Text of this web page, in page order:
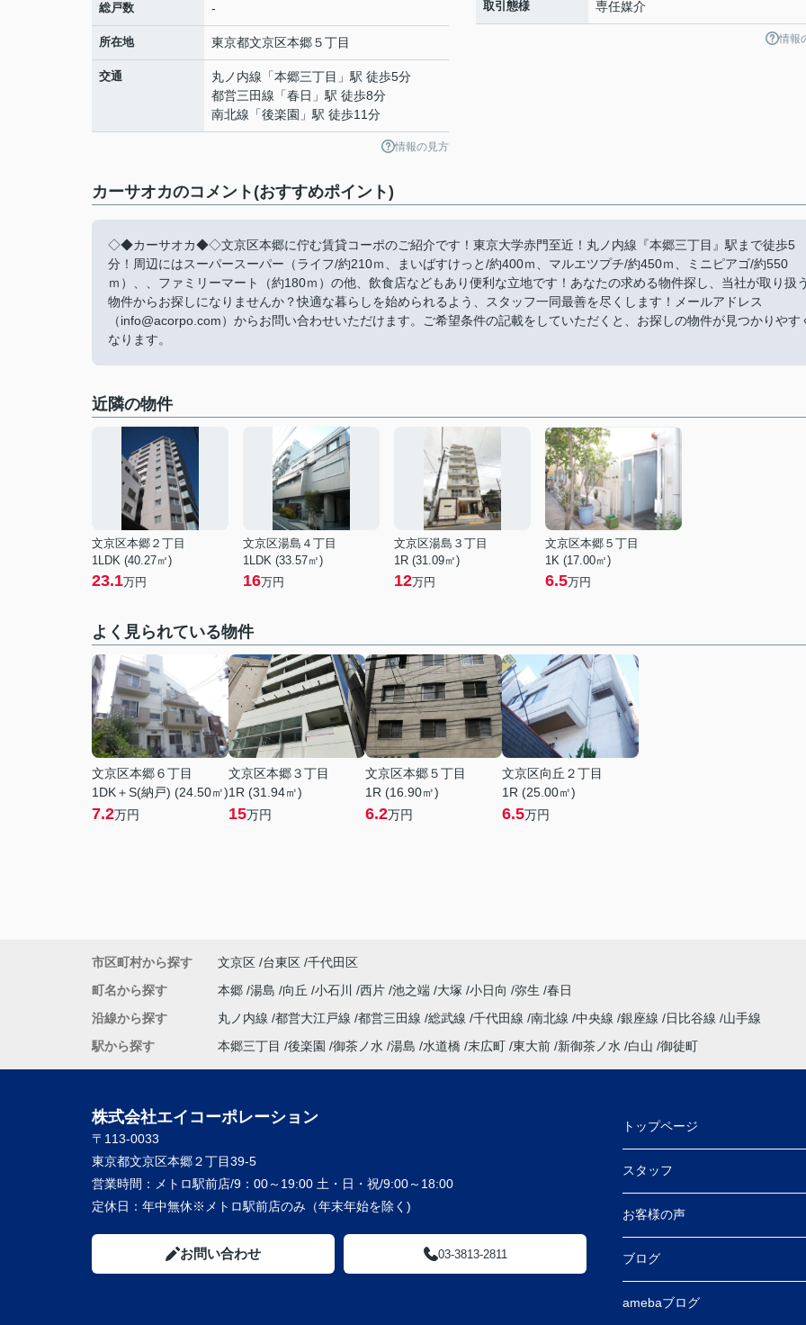
総戸数 -
所在地 東京都文京区本郷５丁目
交通 丸ノ内線 「本郷三丁目 」駅 徒歩5分
都営三田線 「春日 」駅 徒歩8分
南北線 「後楽園 」駅 徒歩11分
情報の見方
取引態様 専任媒介
情報
カーサオカのコメント(おすすめポイント)
◇◆カーサオカ◆◇文京区本郷に佇む賃貸コーポのご紹介です！東京大学赤門至近！丸ノ内線『本郷三丁目』駅まで徒歩5
分！周辺にはスーパースーパー（ライフ/約210ｍ、まいばすけっと/約400ｍ、マルエツプチ/約450ｍ、ミニピアゴ/約550
ｍ）、、ファミリーマート（約180ｍ）の他、飲食店などもあり便利な立地です！あなたの求める物件探し、当社が取り扱
物件からお探しになりませんか？快適な暮らしを始められるよう、スタッフ一同最善を尽くします！メールアドレス
（info@acorpo.com）からお問い合わせいただけます。ご希望条件の記載をしていただくと、お探しの物件が見つかりやす
なります。
近隣の物件
文京区本郷２丁目
1LDK (40.27㎡)
23.1万円
文京区湯島４丁目
1LDK (33.57㎡)
16万円
文京区湯島３丁目
1R (31.09㎡)
12万円
文京区本郷５丁目
1K (17.00㎡)
6.5万円
よく見られている物件
文京区本郷６丁目
1DK＋S(納戸) (24.50㎡)
7.2万円
文京区本郷３丁目
1R (31.94㎡)
15万円
文京区本郷５丁目
1R (16.90㎡)
6.2万円
文京区向丘２丁目
1R (25.00㎡)
6.5万円
市区町村から探す 文京区 台東区 千代田区
町名から探す
本郷 湯島 向丘 小石川 西片 池之端 大塚 小日向 弥生 春日
沿線から探す
丸ノ内線 都営大江戸線 都営三田線 総武線 千代田線 南北線 中央線 銀座線 日比谷線
山手線
駅から探す
本郷三丁目 後楽園 御茶ノ水 湯島 水道橋 末広町 東大前 新御茶ノ水 白山 御徒町
株式会社エイコーポレーション
〒113-0033
東京都文京区本郷２丁目39-5
営業時間：
メトロ駅前店/9：00～19:00 土・日・祝/9:00～18:00
定休日： 年中無休※メトロ駅前店のみ（年末年始を除く)
お問い合わせ 03-3813-2811
トップページ
スタッフ
お客様の声
ブログ
amebaブログ